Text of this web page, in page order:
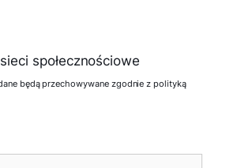
społecznościowe
będą przechowywane zgodnie z polityką